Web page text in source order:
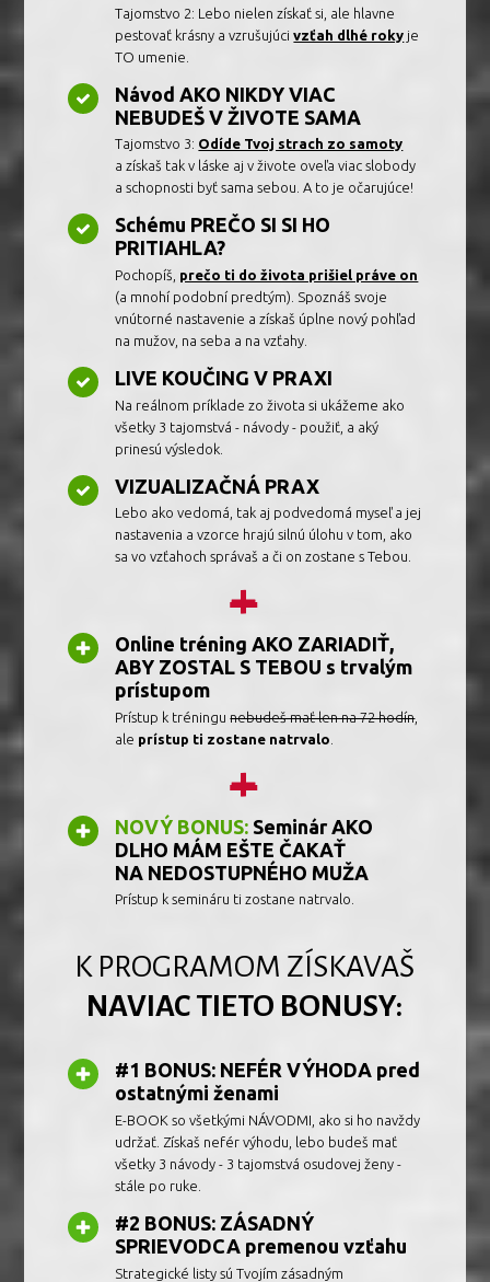
Tajomstvo 2: Lebo nielen získať si, ale hlavne
pestovať krásny a vzrušujúcivzťah dlhé roky je
TO umenie.
Návod AKO NIKDY VIAC
NEBUDEŠ V ŽIVOTE SAMA
Tajomstvo 3: Odíde Tvoj strach zo samoty
a získaš tak v láske aj v živote oveľa viac slobody
a schopnosti byť sama sebou. A to je očarujúce!
Schému PREČO SI SI HO
PRITIAHLA?
Pochopíš, prečo ti do života prišiel práve on
(a mnohí podobní predtým). Spoznáš svoje
vnútorné nastavenie a získaš úplne nový pohľad
na mužov, na seba a na vzťahy.
LIVE KOUČING V PRAXI
Na reálnom príklade zo života si ukážeme ako
všetky 3 tajomstvá - návody - použiť, a aký
prinesú výsledok.
VIZUALIZAČNÁ PRAX
Lebo ako vedomá, tak aj podvedomá myseľ a jej
nastavenia a vzorce hrajú silnú úlohu v tom, ako
sa vo vzťahoch správaš a či on zostane s Tebou.
+
Online tréning AKO ZARIADIŤ,
ABY ZOSTAL S TEBOU s trvalým
prístupom
Prístup k tréningunebudeš mať len na 72 hodín,
ale prístup ti zostane natrvalo
+
NOVÝ BONUS: Seminár AKO
DLHO MÁM EŠTE ČAKAŤ
NA NEDOSTUPNÉHO MUŽA
Prístup k semináru ti zostane natrvalo.
K PROGRAMOM ZÍSKAVAŠ
NAVIAC TIETO BONUSY:
#1 BONUS: NEFÉR VÝHODA pred
ostatnými ženami
E-BOOK so všetkými NÁVODMI, ako si ho navždy
udržať. Získaš nefér výhodu, lebo budeš mať
všetky 3 návody - 3 tajomstvá osudovej ženy -
stále po ruke.
#2 BONUS: ZÁSADNÝ
SPRIEVODCA premenou vzťahu
Strategické listy sú Tvojím zásadným